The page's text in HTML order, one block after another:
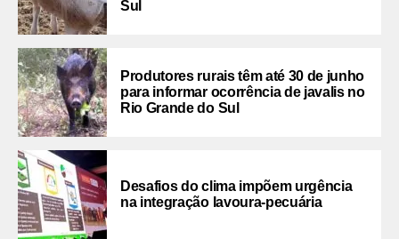
Sul
Produtores rurais têm até 30 de junho
para informar ocorrência de javalis no
Rio Grande do Sul
Desafios do clima impõem urgência
na integração lavoura-pecuária